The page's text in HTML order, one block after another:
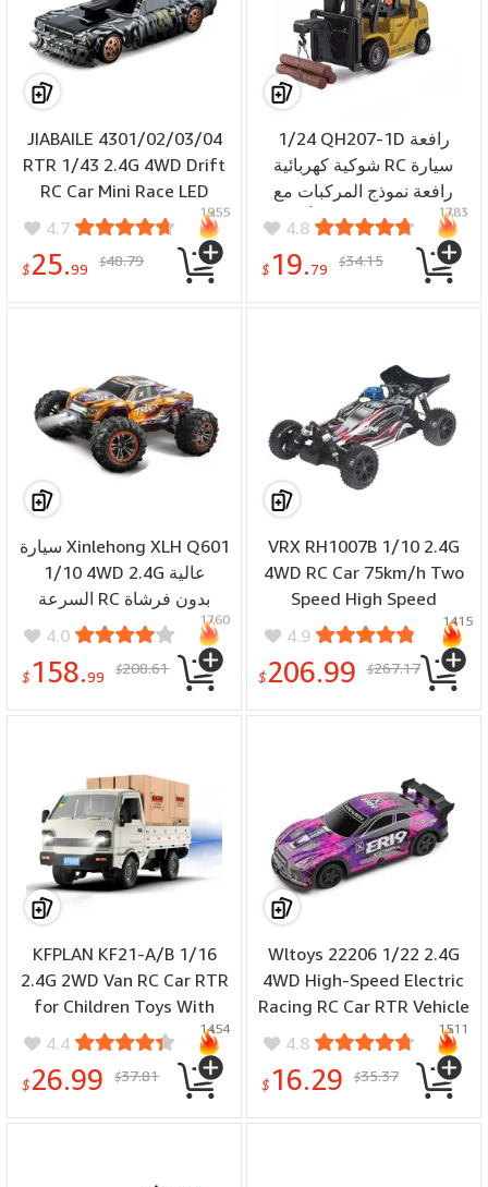
JIABAILE 4301/02/03/04
RTR 1/43 2.4G 4WD Drift
RC Car Mini Race LED
Light اختياري Gyro Radio
Control Motor عالي السرعة
على الطريق سيارة سباق
4.7
$25.99 $48.79
1955
1/24 QH207-1D رافعة
شوكية كهربائية RC سيارة
رافعة نموذج المركبات مع
الصوت والضوء رذاذ ألعاب
الأطفال
4.8
$ 19.79 $34.15
1783
سيارة Xinlehong XLH Q601
1/10 4WD 2.4G عالية
السرعة RC بدون فرشاة
للطرق الوعرة مع مصابيح
LED
4.0
$ 158.99 $208.61
1760
VRX RH1007B 1/10 2.4G
4WD RC Car 75km/h Two
Speed High Speed
Force.18 Gas Engine RTR
Truck
4.9
$206.99 $267.17
1415
KFPLAN KF21-A/B 1/16
2.4G 2WD Van RC Car RTR
for Children Toys With
Spray LED Light Vehicle
Model Truck
4.4
$26.99 $37.81
1454
Wltoys 22206 1/22 2.4G
4WD High-Speed Electric
Racing RC Car RTR Vehicle
Models
4.8
$ 16.29 $35.37
1511